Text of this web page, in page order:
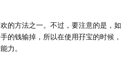
的方法之一。不过，要注意的是，如
的钱输掉，所以在使用孖宝的时候，
力。